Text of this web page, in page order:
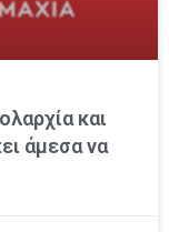
και
άμεσα να